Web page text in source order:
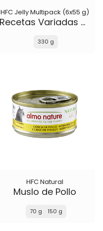
HFC Jelly Multipack (6x55 g)
Recetas Variadas de Atún
330 g
HFC Natural
Muslo de Pollo
70 g 150 g